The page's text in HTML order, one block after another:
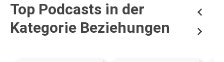
Top Podcasts in der
Kategorie Beziehungen